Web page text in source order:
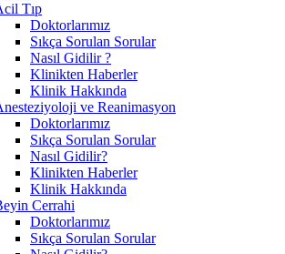
Tıp
Doktorlarımız
Sıkça Sorulan Sorular
Nasıl Gidilir ?
Klinikten Haberler
Klinik Hakkında
ve Reanimasyon
Doktorlarımız
Sıkça Sorulan Sorular
Nasıl Gidilir?
Klinikten Haberler
Klinik Hakkında
Cerrahi
Doktorlarımız
Sıkça Sorulan Sorular